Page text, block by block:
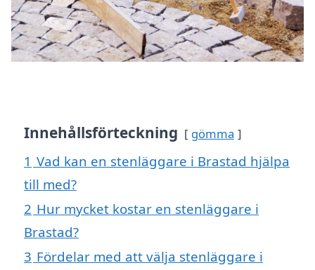
Innehållsförteckning gömma
1 Vad kan en stenläggare i Brastad hjälpa
till med?
2 Hur mycket kostar en stenläggare i
Brastad?
3 Fördelar med att välja stenläggare i